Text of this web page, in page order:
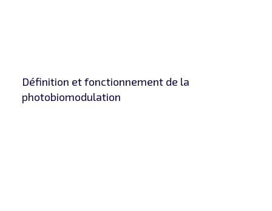
Définition et fonctionnement de la
photobiomodulation